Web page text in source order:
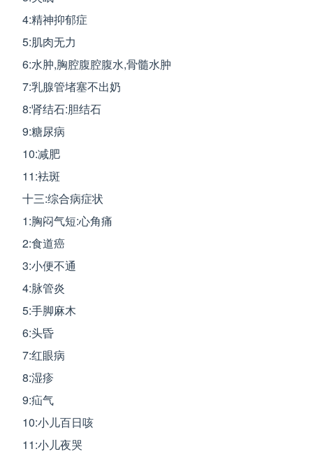
4:精神抑郁症
5:肌肉无力
6:水肿,胸腔腹腔腹水,骨髓水肿
7:乳腺管堵塞不出奶
8:肾结石:胆结石
9:糖尿病
10:减肥
11:袪斑
十三:综合病症状
1:胸闷气短:心角痛
2:食道癌
3:小便不通
4:脉管炎
5:手脚麻木
6:头昏
7:红眼病
8:湿疹
9:疝气
10:小儿百日咳
11:小儿夜哭